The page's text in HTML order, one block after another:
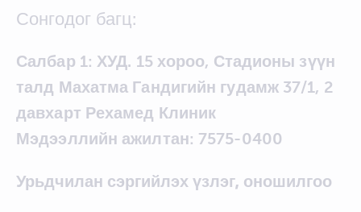
Сонгодог багц:
Салбар 1: ХУД. 15 хороо, Стадионы зүүн
талд Махатма Гандигийн гудамж 37/1, 2
давхарт Рехамед Клиник
Мэдээллийн ажилтан: 7575-0400
Урьдчилан сэргийлэх үзлэг, оношилгоо